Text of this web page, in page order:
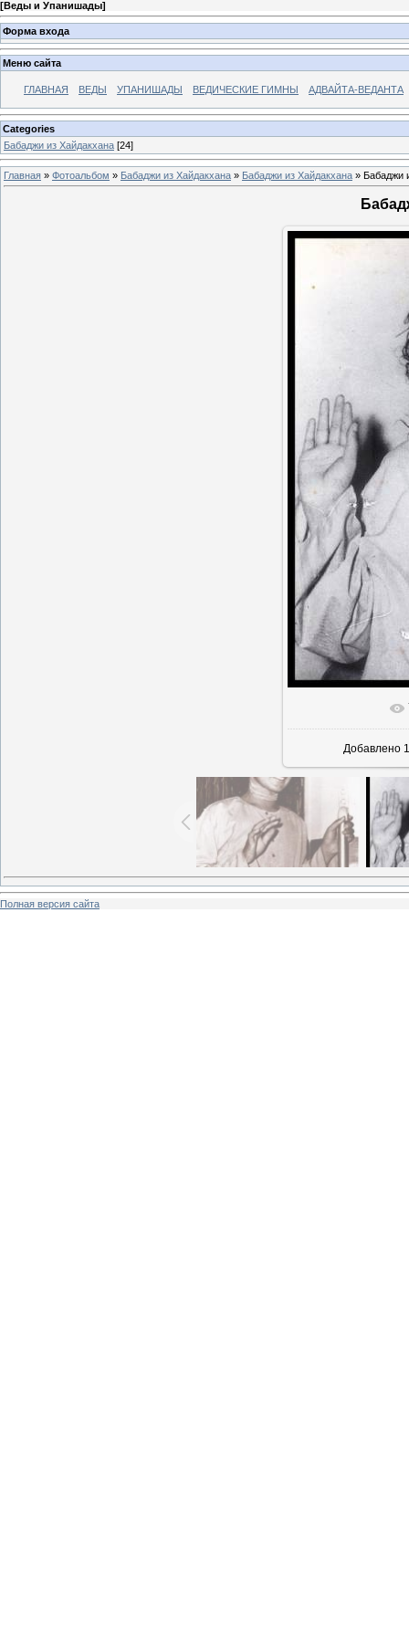
[Веды и Упанишады]
Форма входа
Меню сайта
ГЛАВНАЯ ВЕДЫ УПАНИШАДЫ ВЕДИЧЕСКИЕ ГИМНЫ АДВАЙТА-ВЕДАНТА
Categories
Бабаджи из Хайдакхана [24]
Главная » Фотоальбом » Бабаджи из Хайдакхана » Бабаджи из Хайдакхана » Бабаджи
В
Добавлено
Полная версия сайта